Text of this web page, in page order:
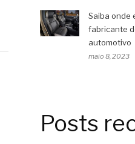
Saiba onde
fabricante
automotivo
maio 8, 2023
Posts